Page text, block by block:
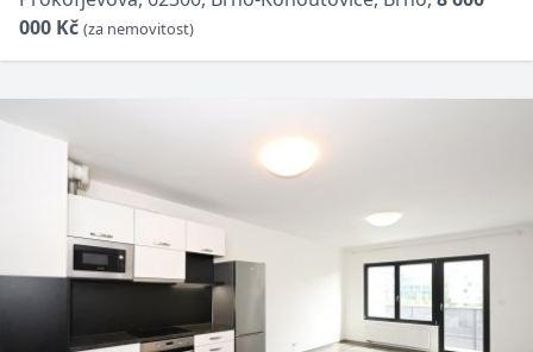
000 Kč (za nemovitost)